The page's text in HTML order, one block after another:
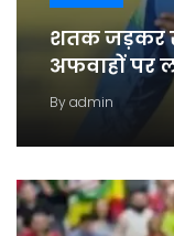
शतक जड़कर
अफवाहों पर
Byadmin